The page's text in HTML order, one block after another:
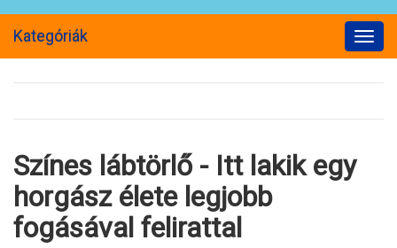
Kategóriák
Színes lábtörlő - Itt lakik egy
horgász élete legjobb
fogásával felirattal